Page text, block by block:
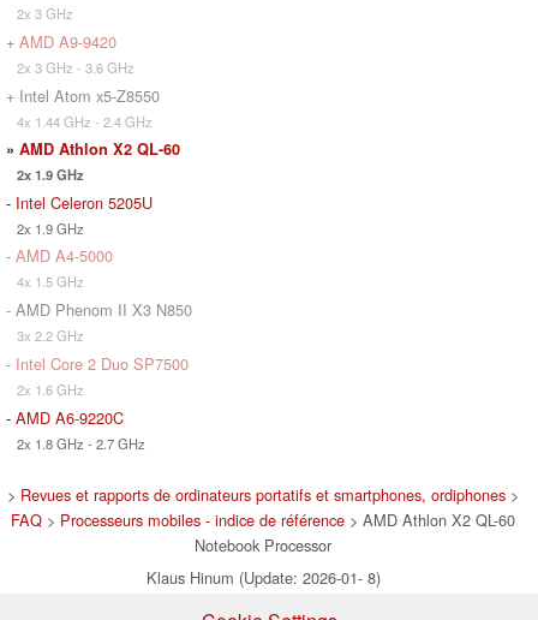
2x 3 GHz
+ AMD A9-9420
2x 3 GHz - 3.6 GHz
+ Intel Atom x5-Z8550
4x 1.44 GHz - 2.4 GHz
» AMD Athlon X2 QL-60
2x 1.9 GHz
- Intel Celeron 5205U
2x 1.9 GHz
- AMD A4-5000
4x 1.5 GHz
- AMD Phenom II X3 N850
3x 2.2 GHz
- Intel Core 2 Duo SP7500
2x 1.6 GHz
- AMD A6-9220C
2x 1.8 GHz - 2.7 GHz
> Revues et rapports de ordinateurs portatifs et smartphones, ordiphones >
FAQ > Processeurs mobiles - indice de référence > AMD Athlon X2 QL-60
Notebook Processor
Klaus Hinum (Update: 2026-01- 8)